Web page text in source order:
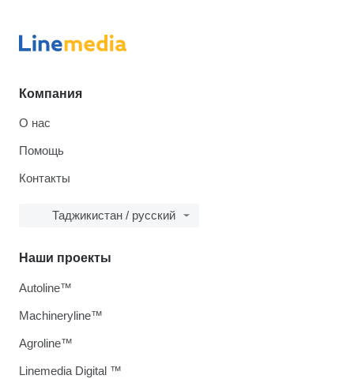
Компания
О нас
Помощь
Контакты
Таджикистан / русский
Наши проекты
Autoline™
Machineryline™
Agroline™
Linemedia Digital ™